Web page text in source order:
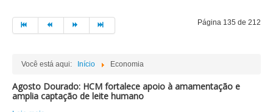
Página 135 de 212
Você está aqui: Início Economia
Agosto Dourado: HCM fortalece apoio à amamentação e
amplia captação de leite humano